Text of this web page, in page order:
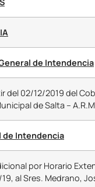
de Intendencia
del 02/12/2019 del
de Salta –
de Intendencia
por Horario
al Sres. Medrano,